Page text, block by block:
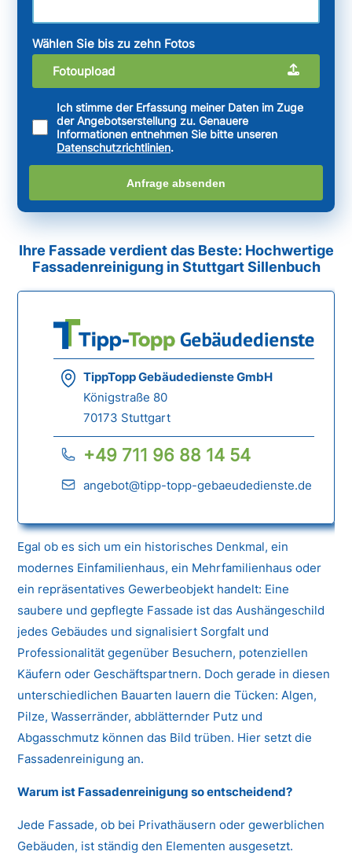
Wählen Sie bis zu zehn Fotos
Fotoupload
Ich stimme der Erfassung meiner Daten im Zuge
der Angebotserstellung zu. Genauere
Informationen entnehmen Sie bitte unseren
Datenschutzrichtlinien.
Anfrage absenden
Ihre Fassade verdient das Beste: Hochwertige
Fassadenreinigung in Stuttgart Sillenbuch
TippTopp Gebäudedienste GmbH
Königstraße 80
70173 Stuttgart
+49 711 96 88 14 54
angebot@tipp-topp-gebaeudedienste.de
Egal ob es sich um ein historisches Denkmal, ein
modernes Einfamilienhaus, ein Mehrfamilienhaus oder
ein repräsentatives Gewerbeobjekt handelt: Eine
saubere und gepflegte Fassade ist das Aushängeschild
jedes Gebäudes und signalisiert Sorgfalt und
Professionalität gegenüber Besuchern, potenziellen
Käufern oder Geschäftspartnern. Doch gerade in diesen
unterschiedlichen Bauarten lauern die Tücken: Algen,
Pilze, Wasserränder, abblätternder Putz und
Abgasschmutz können das Bild trüben. Hier setzt die
Fassadenreinigung an.
Warum ist Fassadenreinigung so entscheidend?
Jede Fassade, ob bei Privathäusern oder gewerblichen
Gebäuden, ist ständig den Elementen ausgesetzt.